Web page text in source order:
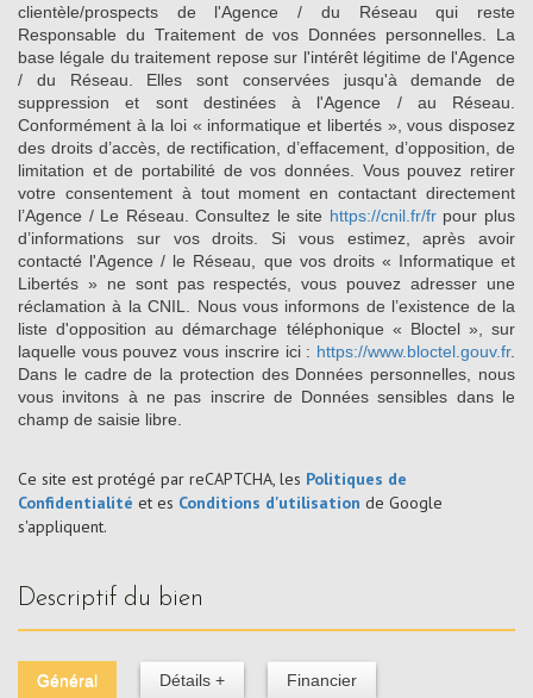
clientèle/prospects de l'Agence / du Réseau qui reste
Responsable du Traitement de vos Données personnelles. La
base légale du traitement repose sur l'intérêt légitime de l'Agence
/ du Réseau. Elles sont conservées jusqu'à demande de
suppression et sont destinées à l'Agence / au Réseau.
Conformément à la loi « informatique et libertés », vous disposez
des droits d’accès, de rectification, d’effacement, d’opposition, de
limitation et de portabilité de vos données. Vous pouvez retirer
votre consentement à tout moment en contactant directement
l’Agence / Le Réseau. Consultez le site https://cnil.fr/frpour plus
d’informations sur vos droits. Si vous estimez, après avoir
contacté l'Agence / le Réseau, que vos droits « Informatique et
Libertés » ne sont pas respectés, vous pouvez adresser une
réclamation à la CNIL. Nous vous informons de l’existence de la
liste d'opposition au démarchage téléphonique « Bloctel », sur
laquelle vous pouvez vous inscrire ici : https://www.bloctel.gouv.fr.
Dans le cadre de la protection des Données personnelles, nous
vous invitons à ne pas inscrire de Données sensibles dans le
champ de saisie libre.
Ce site est protégé par reCAPTCHA, les Politiques de
Confidentialité et es Conditions d'utilisation de Google
s'appliquent.
descriptif du bien
Général Détails + Financier